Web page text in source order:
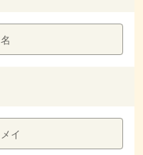
名
メイ